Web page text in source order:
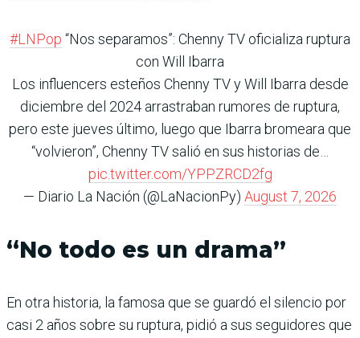
#LNPop “Nos separamos”: Chenny TV oficializa ruptura
con Will Ibarra
Los influencers esteños Chenny TV y Will Ibarra desde
diciembre del 2024 arrastraban rumores de ruptura,
pero este jueves último, luego que Ibarra bromeara que
“volvieron”, Chenny TV salió en sus historias de…
pic.twitter.com/YPPZRCD2fg
— Diario La Nación (@LaNacionPy) August 7, 2026
“No todo es un drama”
En otra historia, la famosa que se guardó el silencio por
casi 2 años sobre su ruptura, pidió a sus seguidores que